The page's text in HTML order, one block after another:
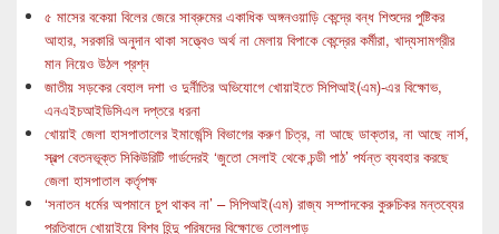
৫ মাসের বকেয়া বিলের জেরে সাব্রুমের একাধিক অঙ্গনওয়াড়ি কেন্দ্রে বন্ধ শিশুদের পুষ্টিকর
আহার, সরকারি অনুদান থাকা সত্ত্বেও অর্থ না মেলায় বিপাকে কেন্দ্রের কর্মীরা, খাদ্যসামগ্রীর
মান নিয়েও উঠল প্রশ্ন
জাতীয় সড়কের বেহাল দশা ও দুর্নীতির অভিযোগে খোয়াইতে সিপিআই(এম)-এর বিক্ষোভ,
এনএইচআইডিসিএল দপ্তরে ধরনা
খোয়াই জেলা হাসপাতালের ইমার্জেন্সি বিভাগের করুণ চিত্র, না আছে ডাক্তার, না আছে নার্স,
স্বল্প বেতনভূক্ত সিকিউরিটি গার্ডদেরই ‘জুতো সেলাই থেকে চন্ডী পাঠ’ পর্যন্ত ব্যবহার করছে
জেলা হাসপাতাল কর্তৃপক্ষ
‘সনাতন ধর্মের অপমানে চুপ থাকব না’ – সিপিআই(এম) রাজ্য সম্পাদকের কুরুচিকর মন্তব্যের
প্রতিবাদে খোয়াইয়ে বিশ্ব হিন্দু পরিষদের বিক্ষোভে তোলপাড়